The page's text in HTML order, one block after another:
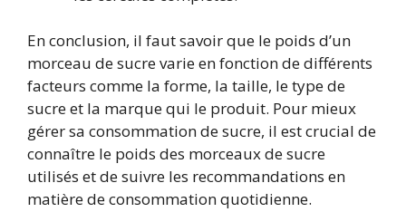
En conclusion, il faut savoir que le poids d’un
morceau de sucre varie en fonction de différents
facteurs comme la forme, la taille, le type de
sucre et la marque qui le produit. Pour mieux
gérer sa consommation de sucre, il est crucial de
connaître le poids des morceaux de sucre
utilisés et de suivre les recommandations en
matière de consommation quotidienne.